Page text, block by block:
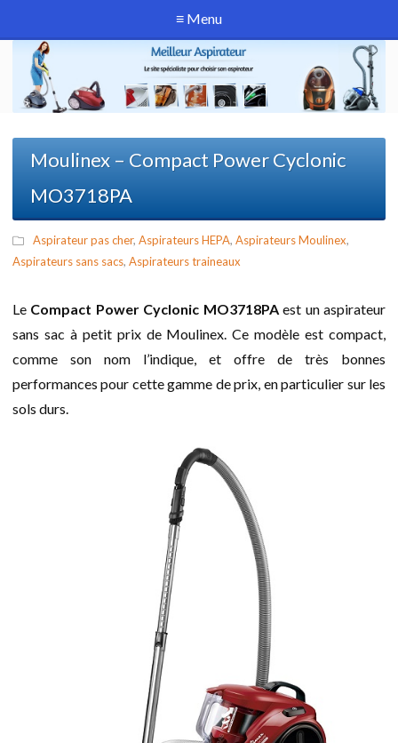
≡ Menu
Moulinex – Compact Power Cyclonic
MO3718PA
Aspirateur pas cher, Aspirateurs HEPA, Aspirateurs Moulinex,
Aspirateurs sans sacs, Aspirateurs traineaux
Le Compact Power Cyclonic MO3718PAest un aspirateur
sans sac à petit prix de Moulinex. Ce modèle est compact,
comme son nom l’indique, et offre de très bonnes
performances pour cette gamme de prix, en particulier sur les
sols durs.